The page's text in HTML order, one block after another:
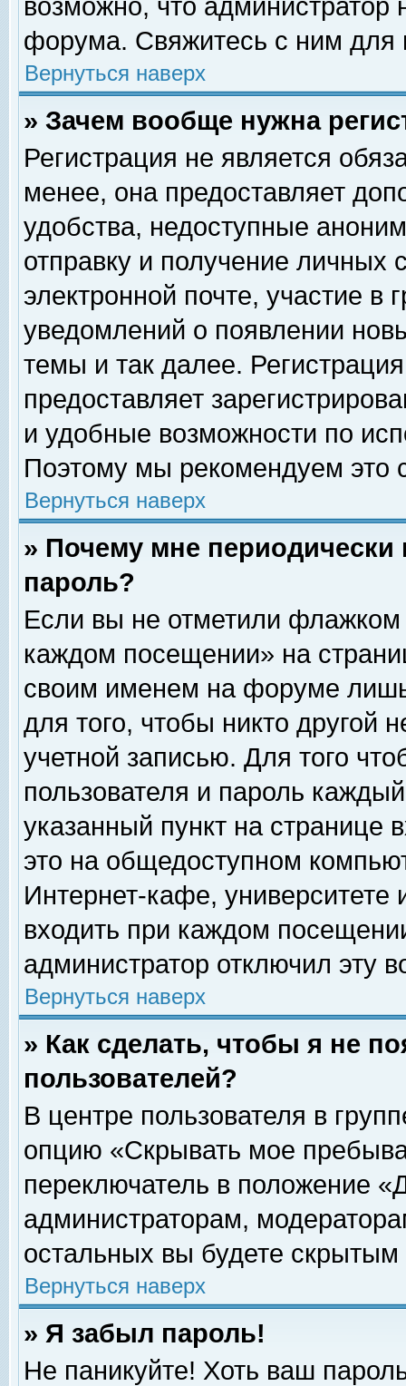
возможно, что
форума. Свяжитесь с ним для
Вернуться наверх
» Зачем вообще нужна
Регистрация не является
менее, она предоставляет
удобства, недоступные
отправку и получение личных
электронной почте, участие в
уведомлений о появлении
темы и так далее.
предоставляет
и удобные возможности по
Поэтому мы рекомендуем это
Вернуться наверх
» Почему мне
пароль?
Если вы не отметили флажком
каждом посещении» на
своим именем на форуме
для того, чтобы никто другой
учетной записью. Для того
пользователя и пароль
указанный пункт на
это на общедоступном
Интернет-кафе, университете
входить при каждом
администратор отключил эту
Вернуться наверх
» Как сделать, чтобы я не
пользователей?
В центре пользователя в
опцию «Скрывать мое
переключатель в положение
администраторам,
остальных вы будете скрытым
Вернуться наверх
» Я забыл пароль!
Не паникуйте! Хоть ваш